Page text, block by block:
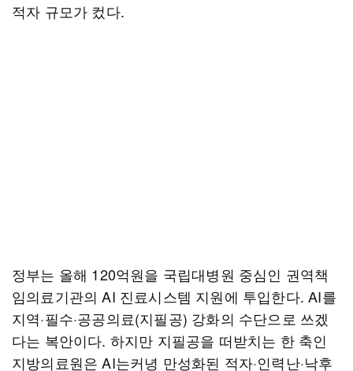
적자 규모가 컸다.
정부는 올해 120억원을 국립대병원 중심인 권역책
임의료기관의 AI 진료시스템 지원에 투입한다. AI를
지역·필수·공공의료(지필공) 강화의 수단으로 쓰겠
다는 복안이다. 하지만 지필공을 떠받치는 한 축인
지방의료원은 AI는커녕 만성화된 적자·인력난·낙후